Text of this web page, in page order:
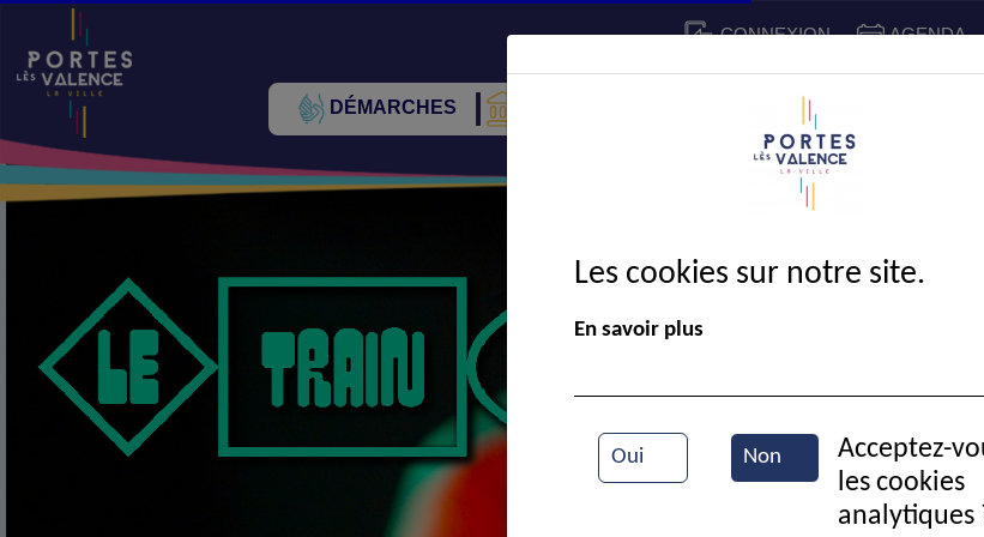
CONNEXION AGENDA
DÉMARCHES CADRE DE VIE
Au Train-théâtre
Les cookies sur notre site.
En savoir plus
Oui Non
Acceptez-
les cookies
analytiques